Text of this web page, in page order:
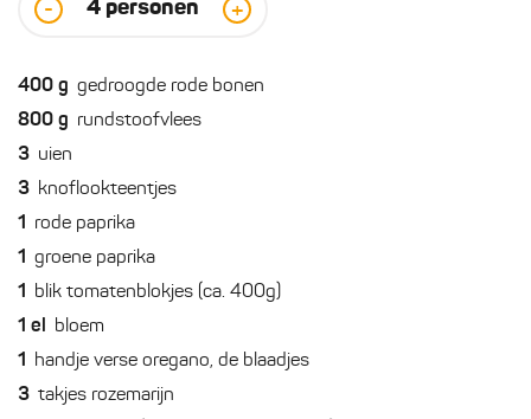
- 4 personen +
400 g gedroogde rode bonen
800 g rundstoofvlees
3 uien
3 knoflookteentjes
1 rode paprika
1 groene paprika
1 blik tomatenblokjes (ca. 400g)
1 el bloem
1 handje verse oregano, de blaadjes
3 takjes rozemarijn